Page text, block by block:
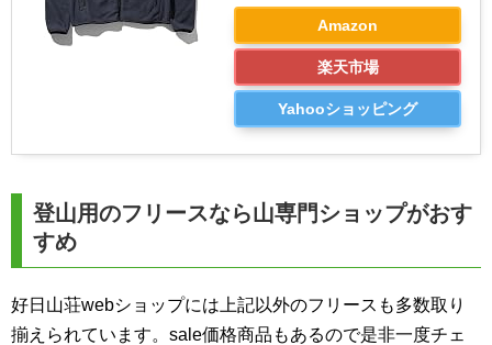
Amazon
楽天市場
Yahooショッピング
登山用のフリースなら山専門ショップがおす
すめ
好日山荘webショップには上記以外のフリースも多数取り
揃えられています。sale価格商品もあるので是非一度チェ